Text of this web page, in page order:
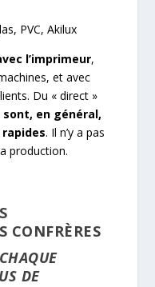
PVC, Akilux
l’imprimeur,
et avec
Du « direct »
sont, en général,
. Il n’y a pas
production.
CONFRÈRES
DE